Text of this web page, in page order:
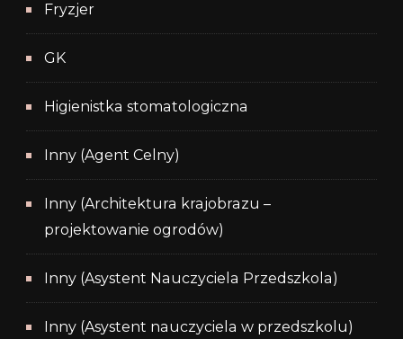
Fryzjer
GK
Higienistka stomatologiczna
Inny (Agent Celny)
Inny (Architektura krajobrazu –
projektowanie ogrodów)
Inny (Asystent Nauczyciela Przedszkola)
Inny (Asystent nauczyciela w przedszkolu)